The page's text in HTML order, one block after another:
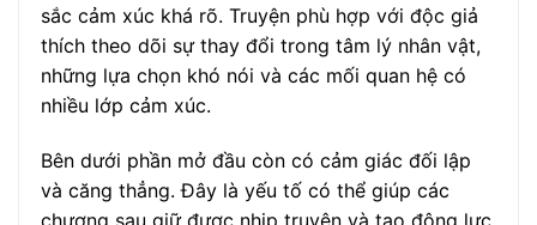
sắc cảm xúc khá rõ. Truyện phù hợp với độc giả
thích theo dõi sự thay đổi trong tâm lý nhân vật,
những lựa chọn khó nói và các mối quan hệ có
nhiều lớp cảm xúc.
Bên dưới phần mở đầu còn có cảm giác đối lập
và căng thẳng. Đây là yếu tố có thể giúp các